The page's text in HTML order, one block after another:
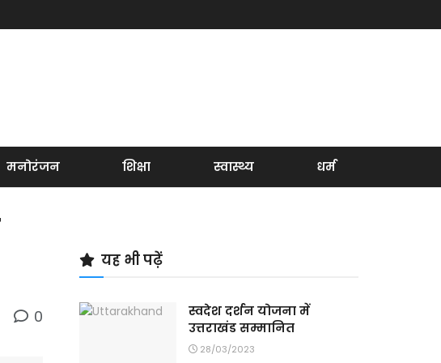
मनोरंजन शिक्षा स्वास्थ्य धर्म
0
यह भी पढ़ें
स्वदेश दर्शन योजना में
उत्तराखंड सम्मानित
28/03/2023